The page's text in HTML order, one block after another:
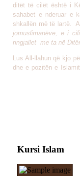
ditët të cilët është i
sahabet e nderuar e
shkallën më të lartë.
jomuslimanëve, e i
ringjallet me ta në
Lus All-llahun që kjo
dhe e pozitën e
Kursi Islam